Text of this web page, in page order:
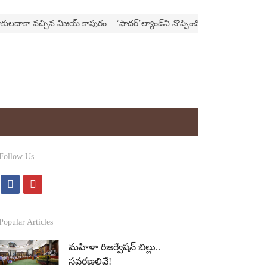
విజయ్‌ కాపురం ‘ఫాదర్‌’ల్యాండ్‌ని నొప్పించొద్దనా?
Us
c
e
b
u
t
u
Articles
మహిళా రిజర్వేషన్ బిల్లు..
సవరణలివే!